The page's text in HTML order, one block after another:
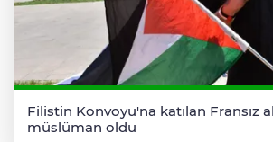
Filistin Konvoyu'na katılan Fransız
müslüman oldu